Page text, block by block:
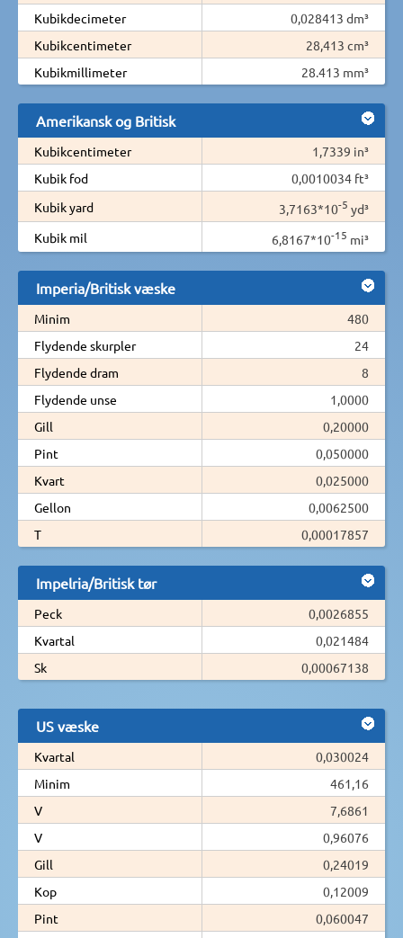
Kubikdecimeter
0,028413 dm³
Kubikcentimeter
28,413 cm³
Kubikmillimeter
28.413 mm³
Amerikansk og Britisk
Kubikcentimeter
1,7339 in³
Kubik fod
0,0010034 ft³
Kubik yard
3,7163*10-5 yd³
Kubik mil
6,8167*10-15 mi³
Imperia/Britisk væske
Minim
480
Flydende skurpler
24
Flydende dram
8
Flydende unse
1,0000
Gill
0,20000
Pint
0,050000
Kvart
0,025000
Gellon
0,0062500
T
0,00017857
Impelria/Britisk tør
Peck
0,0026855
Kvartal
0,021484
Sk
0,00067138
US væske
Kvartal
0,030024
Minim
461,16
V
7,6861
V
0,96076
Gill
0,24019
Kop
0,12009
Pint
0,060047